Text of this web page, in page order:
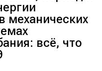
механических
всё, что